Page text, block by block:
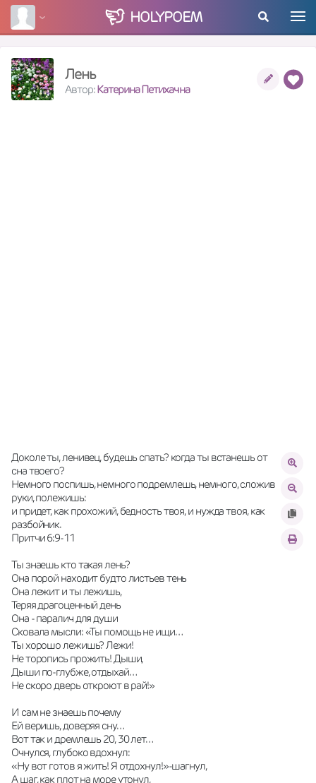
HOLYPOEM
Лень
Автор:Катерина Петихачна
Доколе ты, ленивец, будешь спать? когда ты встанешь от
сна твоего?
Немного поспишь, немного подремлешь, немного, сложив
руки, полежишь:
и придет, как прохожий, бедность твоя, и нужда твоя, как
разбойник.
Притчи 6:9-11
Ты знаешь кто такая лень?
Она порой находит будто листьев тень
Она лежит и ты лежишь,
Теряя драгоценный день
Она - паралич для души
Сковала мысли: «Ты помощь не ищи…
Ты хорошо лежишь? Лежи!
Не торопись прожить! Дыши,
Дыши по-глубже, отдыхай…
Не скоро дверь откроют в рай!»
И сам не знаешь почему
Ей веришь, доверяя сну…
Вот так и дремлешь 20, 30 лет…
Очнулся, глубоко вдохнул:
«Ну вот готов я жить! Я отдохнул!»-шагнул,
А шаг, как плот на море утонул,